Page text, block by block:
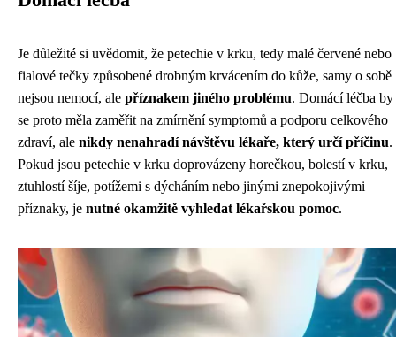
Je důležité si uvědomit, že petechie v krku, tedy malé červené nebo
fialové tečky způsobené drobným krvácením do kůže, samy o sobě
nejsou nemocí, ale příznakem jiného problému. Domácí léčba by
se proto měla zaměřit na zmírnění symptomů a podporu celkového
zdraví, ale nikdy nenahradí návštěvu lékaře, který určí příčinu.
Pokud jsou petechie v krku doprovázeny horečkou, bolestí v krku,
ztuhlostí šíje, potížemi s dýcháním nebo jinými znepokojivými
příznaky, je nutné okamžitě vyhledat lékařskou pomoc.